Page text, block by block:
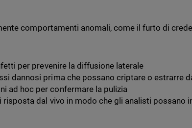
comportamenti anomali, come il furto di
per prevenire la diffusione laterale
dannosi prima che possano criptare o estrarre
ad hoc per confermare la pulizia
risposta dal vivo in modo che gli analisti possano